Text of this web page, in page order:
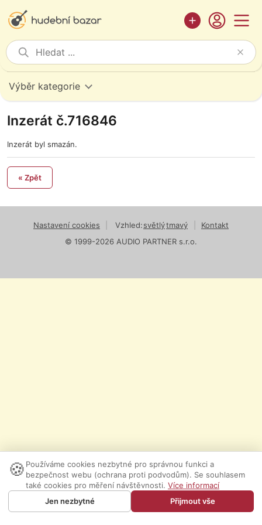
Výběr kategorie
Inzerát č.716846
Inzerát byl smazán.
« Zpět
Nastavení cookies Vzhled:světlýtmavý
Kontakt
© 1999-2026 AUDIO PARTNER s.r.o.
🍪 Používáme cookies nezbytné pro správnou funkci a
bezpečnost webu (ochrana proti podvodům). Se souhlasem
také cookies pro měření návštěvnosti. Více informací
Jen nezbytné
Přijmout vše